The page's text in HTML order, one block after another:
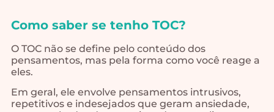
Como saber se tenho TOC?
O TOC não se define pelo conteúdo dos
pensamentos, mas pela forma como você reage a
eles.
Em geral, ele envolve pensamentos intrusivos,
repetitivos e indesejados que geram ansiedade,